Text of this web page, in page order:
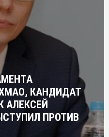
КАНДИДАТ
АЛЕКСЕЙ
ПРОТИВ